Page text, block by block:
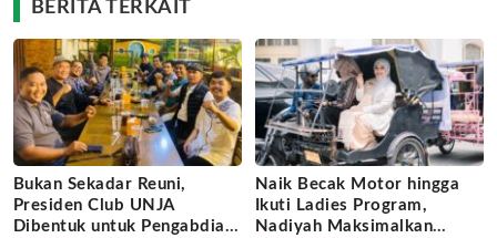
BERITA TERKAIT
Bukan Sekadar Reuni,
Presiden Club UNJA
Dibentuk untuk Pengabdian
Naik Becak Motor hingga
Ikuti Ladies Program,
Nadiyah Maksimalkan